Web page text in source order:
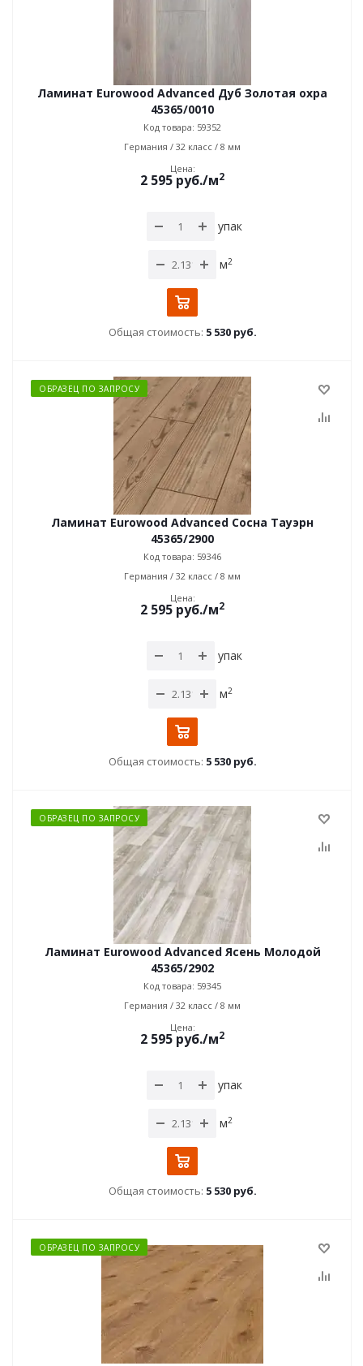
Ламинат Eurowood Advanced Дуб Золотая охра
45365/0010
Код товара: 59352
Германия / 32 класс / 8 мм
Цена:
2 595 руб./м2
упак
м2
Общая стоимость: 5 530 руб.
ОБРАЗЕЦ ПО ЗАПРОСУ
Ламинат Eurowood Advanced Сосна Тауэрн
45365/2900
Код товара: 59346
Германия / 32 класс / 8 мм
Цена:
2 595 руб./м2
упак
м2
Общая стоимость: 5 530 руб.
ОБРАЗЕЦ ПО ЗАПРОСУ
Ламинат Eurowood Advanced Ясень Молодой
45365/2902
Код товара: 59345
Германия / 32 класс / 8 мм
Цена:
2 595 руб./м2
упак
м2
Общая стоимость: 5 530 руб.
ОБРАЗЕЦ ПО ЗАПРОСУ